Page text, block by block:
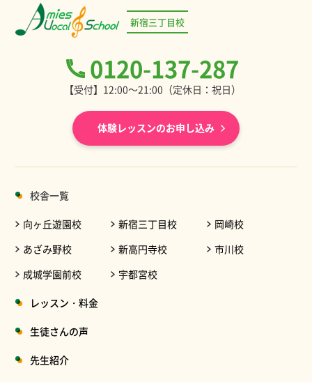
新宿三丁目校
0120-137-287
【受付】12:00～21:00（定休日：祝日）
体験レッスンのお申し込み
校舎一覧
向ヶ丘遊園校
あざみ野校
成城学園前校
新宿三丁目校
新高円寺校
宇都宮校
岡崎校
市川校
レッスン・料金
生徒さんの声
先生紹介